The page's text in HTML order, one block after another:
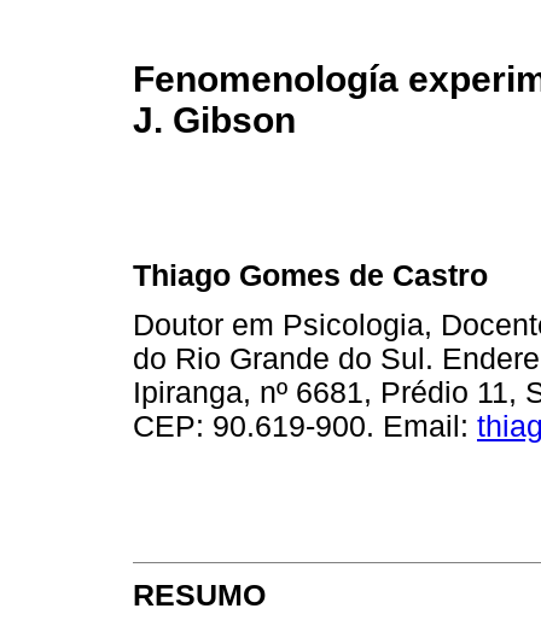
Fenomenología
J. Gibson
Thiago Gomes de Castro
Doutor em Psicologia,
do Rio Grande do Sul.
Ipiranga, nº 6681, Prédio 11,
CEP: 90.619-900. Email:
RESUMO